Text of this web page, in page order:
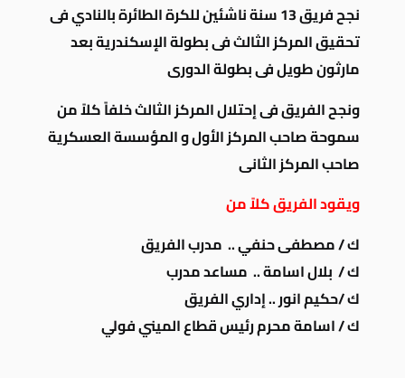
نجح فريق 13 سنة ناشئين للكرة الطائرة بالنادي فى
تحقيق المركز الثالث فى بطولة الإسكندرية بعد
مارثون طويل فى بطولة الدورى
ونجح الفريق فى إحتلال المركز الثالث خلفاً كلاً من
سموحة صاحب المركز الأول و المؤسسة العسكرية
صاحب المركز الثانى
ويقود الفريق كلاً من
ك / مصطفى حنفي .. مدرب الفريق
ك / بلال اسامة .. مساعد مدرب
ك /حكيم انور .. إداري الفريق
ك / اسامة محرم رئيس قطاع الميني فولي